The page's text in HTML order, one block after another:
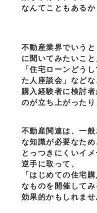
なんてこともあるか
不動産業界でいう
に聞いてみたいこと
「住宅ローンどう
た人座談会」などな
購入経験者に検討
のが立ち上がったり
不動産関連は、一
な知識が必要なため
とっつきにくいイ
逆手に取って、
「はじめての住宅
なものを開催してみ
効果的かもしれませ